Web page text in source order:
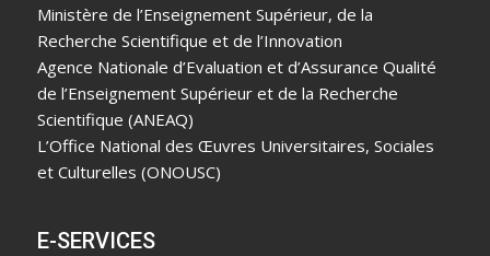
Ministère de l’Enseignement Supérieur, de la
Recherche Scientifique et de l’Innovation
Agence Nationale d’Evaluation et d’Assurance Qualité
de l’Enseignement Supérieur et de la Recherche
Scientifique (ANEAQ)
L’Office National des Œuvres Universitaires, Sociales
et Culturelles (ONOUSC)
E-SERVICES